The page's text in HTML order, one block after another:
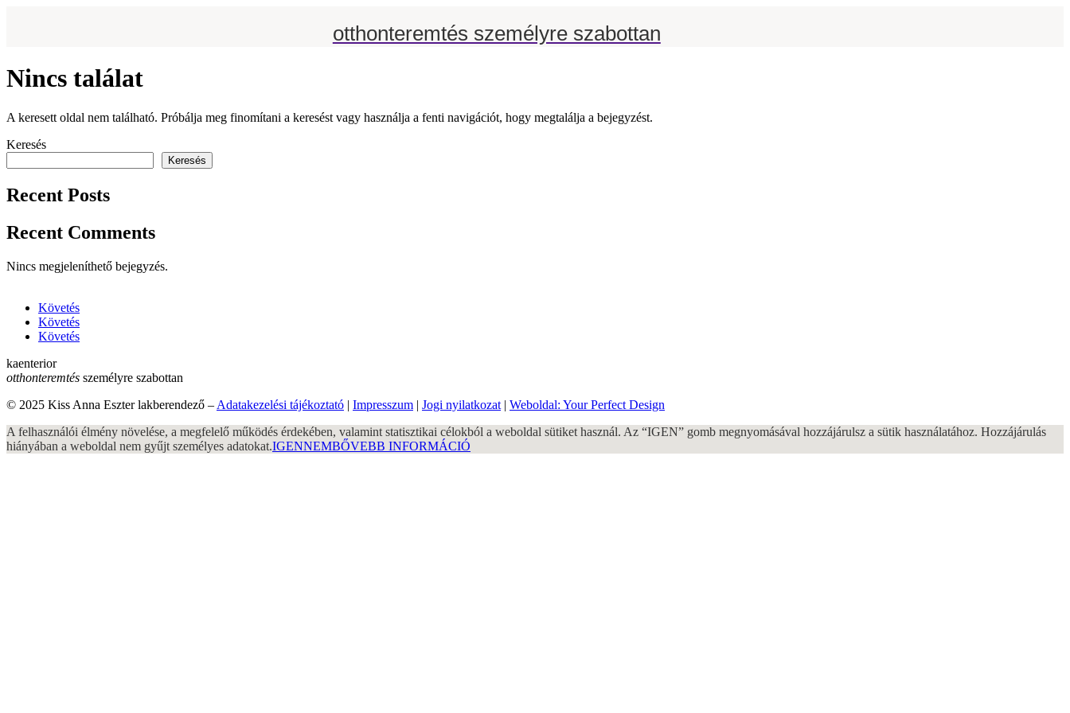
otthonteremtés személyre szabottan
Nincs találat
A keresett oldal nem található. Próbálja meg finomítani a keresést vagy használja a fenti navigációt, hogy megtalálja a bejegyzést.
Keresés
Keresés
Recent Posts
Recent Comments
Nincs megjeleníthető bejegyzés.
Követés
Követés
Követés
kaenterior
otthonteremtés személyre szabottan
© 2025 Kiss Anna Eszter lakberendező – Adatakezelési tájékoztató | Impresszum | Jogi nyilatkozat | Weboldal: Your Perfect Design
A felhasználói élmény növelése, a megfelelő működés érdekében, valamint statisztikai célokból a weboldal sütiket használ. Az “IGEN” gomb megnyomásával hozzájárulsz a sütik használatához. Hozzájárulás
hiányában a weboldal nem gyűjt személyes adatokat.IGENNEMBŐVEBB INFORMÁCIÓ